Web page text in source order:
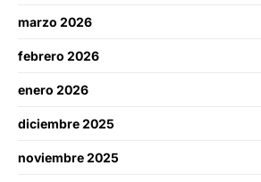
marzo 2026
febrero 2026
enero 2026
diciembre 2025
noviembre 2025